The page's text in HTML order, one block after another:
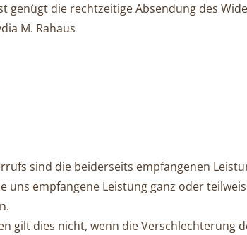
genügt die rechtzeitige Absendung des
M. Rahaus
sind die beiderseits empfangenen
uns empfangene Leistung ganz oder
gilt dies nicht, wenn die Verschlechterung